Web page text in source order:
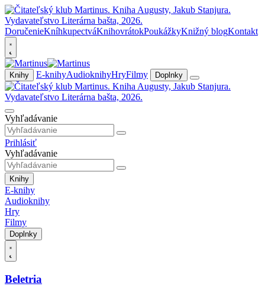
DoručenieKníhkupectváKnihovrátokPoukážkyKnižný blogKontakt
Knihy E-knihyAudioknihyHryFilmy Doplnky
Vyhľadávanie
Prihlásiť
Vyhľadávanie
Knihy
E-knihy
Audioknihy
Hry
Filmy
Doplnky
Beletria